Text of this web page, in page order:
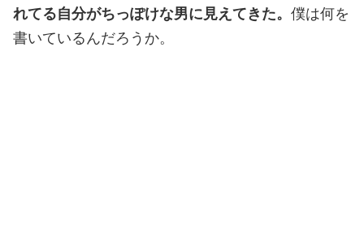
れてる自分がちっぽけな男に見えてきた。 僕は何を
書いているんだろうか。